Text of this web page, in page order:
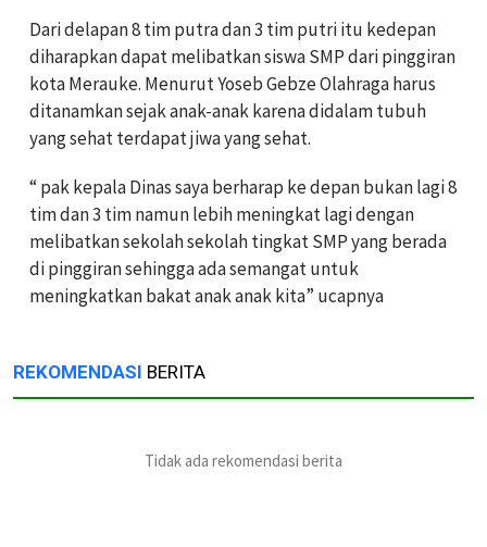
Dari delapan 8 tim putra dan 3 tim putri itu kedepan
diharapkan dapat melibatkan siswa SMP dari pinggiran
kota Merauke. Menurut Yoseb Gebze Olahraga harus
ditanamkan sejak anak-anak karena didalam tubuh
yang sehat terdapat jiwa yang sehat.
“ pak kepala Dinas saya berharap ke depan bukan lagi 8
tim dan 3 tim namun lebih meningkat lagi dengan
melibatkan sekolah sekolah tingkat SMP yang berada
di pinggiran sehingga ada semangat untuk
meningkatkan bakat anak anak kita” ucapnya
REKOMENDASI BERITA
Tidak ada rekomendasi berita